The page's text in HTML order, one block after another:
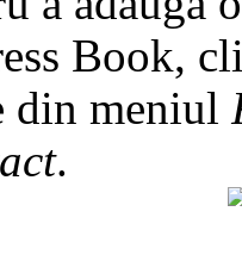
Book,
din meniul
.